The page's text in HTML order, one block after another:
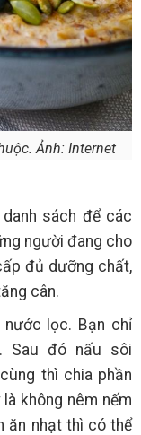
Ảnh: Internet
sách để các
người đang cho
đủ dưỡng chất,
cân.
nước lọc. Bạn chỉ
Sau đó nấu sôi
thì chia phần
không nêm nếm
ăn nhạt thì có thể